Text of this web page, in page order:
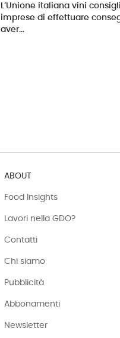
L’Unione italiana vini
imprese di effettuare
aver…
ABOUT
Food Insights
Lavori nella GDO?
Contatti
Chi siamo
Pubblicità
Abbonamenti
Newsletter